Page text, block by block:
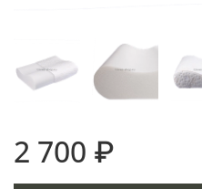
2 700 ₽